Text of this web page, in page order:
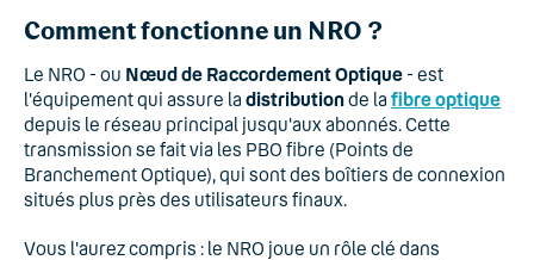
Comment fonctionne un NRO ?
Le NRO - ou Nœud de Raccordement Optique - est
l'équipement qui assure la distributionde la fibre optique
depuis le réseau principal jusqu'aux abonnés. Cette
transmission se fait via les PBO fibre (Points de
Branchement Optique), qui sont des boîtiers de connexion
situés plus près des utilisateurs finaux.
Vous l'aurez compris : le NRO joue un rôle clé dans